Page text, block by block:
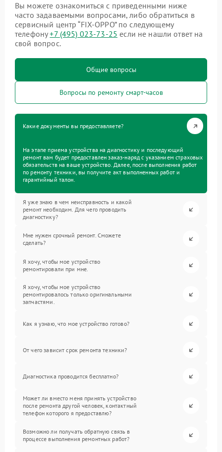
Вы можете ознакомиться с приведенными ниже
часто задаваемыми вопросами, либо обратиться в
сервисный центр “FIX-OPPO” по следующему
телефону+7 (495) 023-73-25 если не нашли ответ на
свой вопрос.
Общие вопросы
Вопросы по ремонту смарт-часов
Какие документы вы предоставляете?
На этапе приема устройства на диагностику и последующий
ремонт вам будет предоставлен заказ-наряд с указанием страховых
обязательств на ваше устройство. Далее, после выполнения работ
по ремонту техники, вы получите акт выполненных работ и
гарантийный талон.
Я уже знаю в чем неисправность и какой
ремонт необходим. Для чего проводить
диагностику?
Мне нужен срочный ремонт. Сможете
сделать?
Я хочу, чтобы мое устройство
ремонтировали при мне.
Я хочу, чтобы мое устройство
ремонтировалось только оригинальными
запчастями.
Как я узнаю, что мое устройство готово?
От чего зависит срок ремонта техники?
Диагностика проводится бесплатно?
Может ли вместо меня принять устройство
после ремонта другой человек, контактный
телефон которого я предоставлю?
Возможно ли получать обратную связь в
процессе выполнения ремонтных работ?